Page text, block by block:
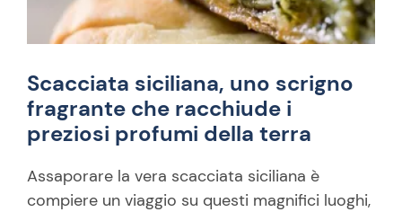
Scacciata siciliana, uno scrigno
fragrante che racchiude i
preziosi profumi della terra
Assaporare la vera scacciata siciliana è
compiere un viaggio su questi magnifici luoghi,